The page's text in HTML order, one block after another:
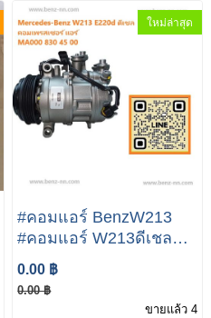
ใหม่ล่าสุด
#คอมแอร์ BenzW213
#คอมแอร์ W213ดีเชล
Mercedes-Benz W213
E220d A000 830 45 00
ร์ เบนซ์ ไฮบริด คอมแอร์
0.00 ฿
0.00 ฿
ขายแล้ว 4